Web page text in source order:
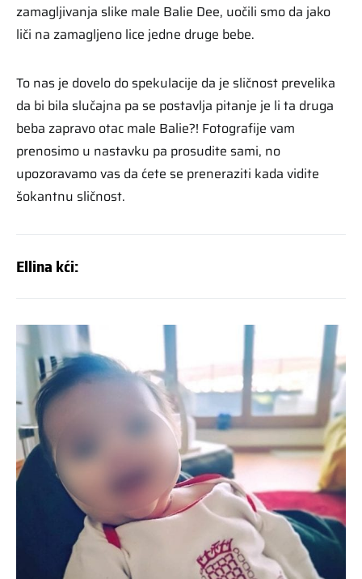
zamagljivanja slike male Balie Dee, uočili smo da jako
liči na zamagljeno lice jedne druge bebe.
To nas je dovelo do spekulacije da je sličnost prevelika
da bi bila slučajna pa se postavlja pitanje je li ta druga
beba zapravo otac male Balie?! Fotografije vam
prenosimo u nastavku pa prosudite sami, no
upozoravamo vas da ćete se preneraziti kada vidite
šokantnu sličnost.
Ellina kći: